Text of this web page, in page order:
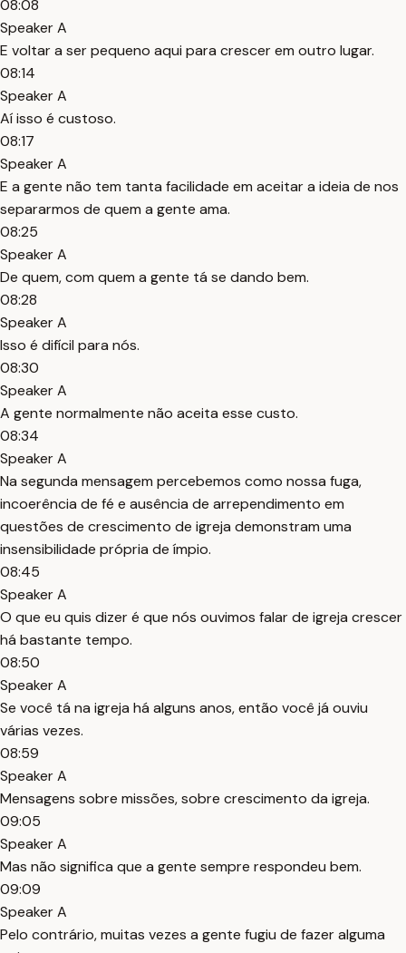
08:08
Speaker A
E voltar a ser pequeno aqui para crescer em outro lugar.
08:14
Speaker A
Aí isso é custoso.
08:17
Speaker A
E a gente não tem tanta facilidade em aceitar a ideia de nos
separarmos de quem a gente ama.
08:25
Speaker A
De quem, com quem a gente tá se dando bem.
08:28
Speaker A
Isso é difícil para nós.
08:30
Speaker A
A gente normalmente não aceita esse custo.
08:34
Speaker A
Na segunda mensagem percebemos como nossa fuga,
incoerência de fé e ausência de arrependimento em
questões de crescimento de igreja demonstram uma
insensibilidade própria de ímpio.
08:45
Speaker A
O que eu quis dizer é que nós ouvimos falar de igreja crescer
há bastante tempo.
08:50
Speaker A
Se você tá na igreja há alguns anos, então você já ouviu
várias vezes.
08:59
Speaker A
Mensagens sobre missões, sobre crescimento da igreja.
09:05
Speaker A
Mas não significa que a gente sempre respondeu bem.
09:09
Speaker A
Pelo contrário, muitas vezes a gente fugiu de fazer alguma